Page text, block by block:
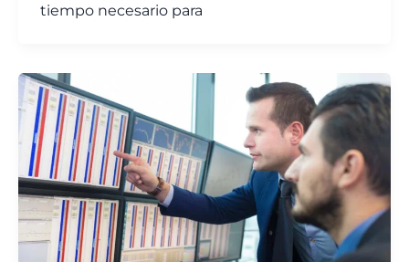
tiempo necesario para